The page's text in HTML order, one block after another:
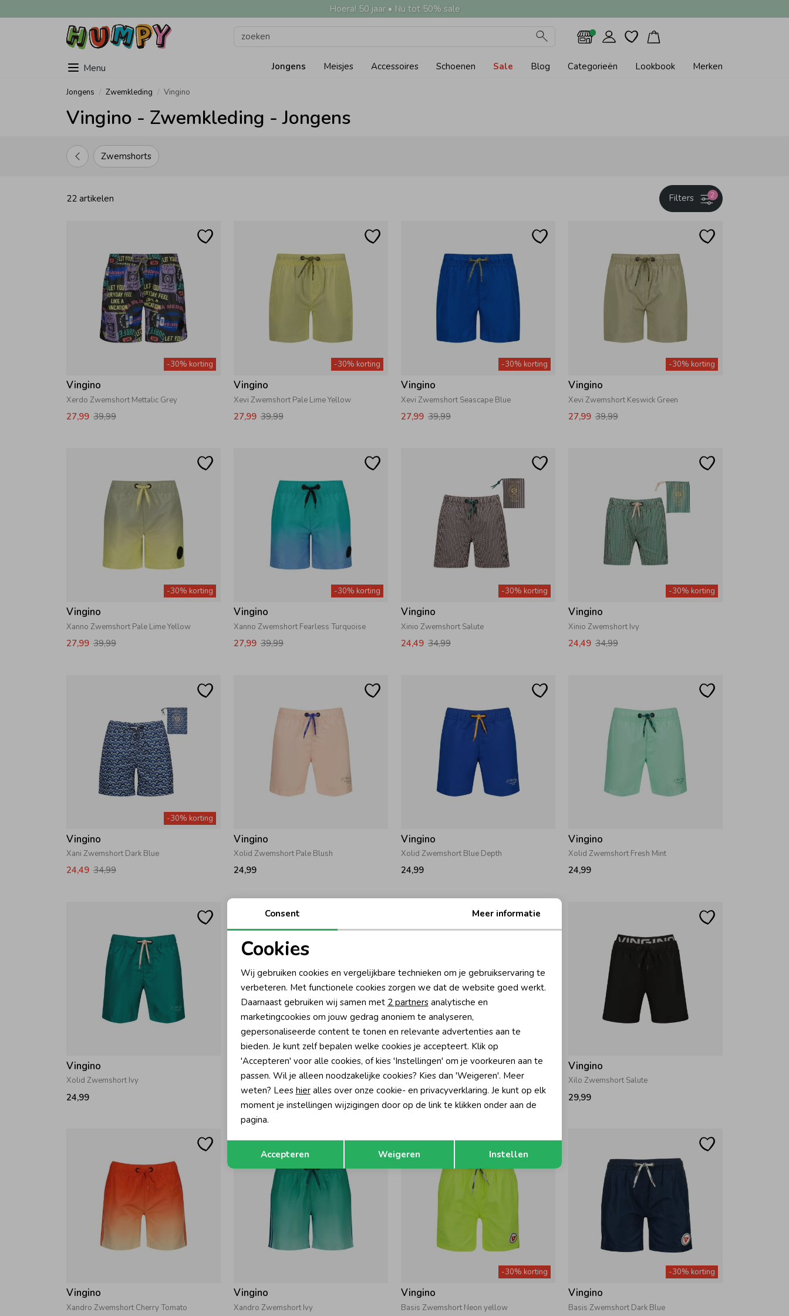
Hoera! 50 jaar • Nu tot 50% sale
Menu Jongens Meisjes Accessoires Schoenen Sale Blog Categorieën Lookbook Merken
Jongens Zwemkleding Vingino
Vingino - Zwemkleding - Jongens
Zwemshorts
22 artikelen 2
Filters
-30% korting
Vingino
Xerdo Zwemshort Mettalic Grey
27,99 39,99
-30% korting
Vingino
Xevi Zwemshort Pale Lime Yellow
27,99 39,99
-30% korting
Vingino
Xevi Zwemshort Seascape Blue
27,99 39,99
-30% korting
Vingino
Xevi Zwemshort Keswick Green
27,99 39,99
-30% korting
Vingino
Xanno Zwemshort Pale Lime Yellow
27,99 39,99
-30% korting
Vingino
Xanno Zwemshort Fearless Turquoise
27,99 39,99
-30% korting
Vingino
Xinio Zwemshort Salute
24,49 34,99
-30% korting
Vingino
Xinio Zwemshort Ivy
24,49 34,99
-30% korting
Vingino
Xani Zwemshort Dark Blue
24,49 34,99
Vingino
Xolid Zwemshort Pale Blush
24,99
Vingino
Xolid Zwemshort Blue Depth
24,99
Vingino
Xolid Zwemshort Fresh Mint
24,99
Vingino
Xolid Zwemshort Ivy
24,99
Vingino
Xilo Zwemshort Fresh Yellow
29,99
Vingino
Xilo Zwemshort Cherry Tomato
29,99
Vingino
Xilo Zwemshort Salute
29,99
Vingino
Xandro Zwemshort Cherry Tomato
Vingino
Xandro Zwemshort Ivy
-30% korting
Vingino
Basis Zwemshort Neon yellow
-30% korting
Vingino
Basis Zwemshort Dark Blue
Noodzakelijke cookies
Analytische cookies Marketing cookies
Opslaan
Consent Meer informatie
Cookies
Wij gebruiken cookies en vergelijkbare technieken om je gebruikservaring te
verbeteren. Met functionele cookies zorgen we dat de website goed werkt.
Daarnaast gebruiken wij samen met 2 partnersanalytische en
marketingcookies om jouw gedrag anoniem te analyseren,
gepersonaliseerde content te tonen en relevante advertenties aan te
bieden. Je kunt zelf bepalen welke cookies je accepteert. Klik op
'Accepteren' voor alle cookies, of kies 'Instellingen' om je voorkeuren aan te
passen. Wil je alleen noodzakelijke cookies? Kies dan 'Weigeren'. Meer
weten? Lees hieralles over onze cookie- en privacyverklaring. Je kunt op elk
moment je instellingen wijzigingen door op de link te klikken onder aan de
pagina.
Accepteren Weigeren Instellen